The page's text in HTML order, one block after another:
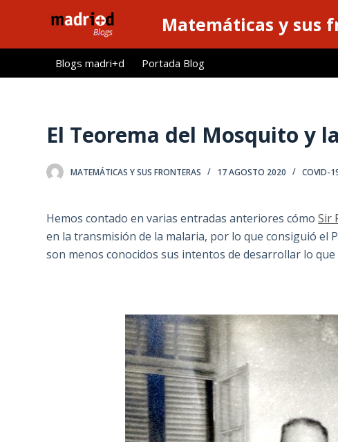
l
Matemáticas y sus
Blogs madri+d Portada Blog
El Teorema del Mosquito y
MATEMÁTICAS Y SUS FRONTERAS 17 AGOSTO 2020 COVID-
Hemos contado en varias entradas anteriores cómoSir
en la transmisión de la malaria, por lo que consiguió el
son menos conocidos sus intentos de desarrollar lo